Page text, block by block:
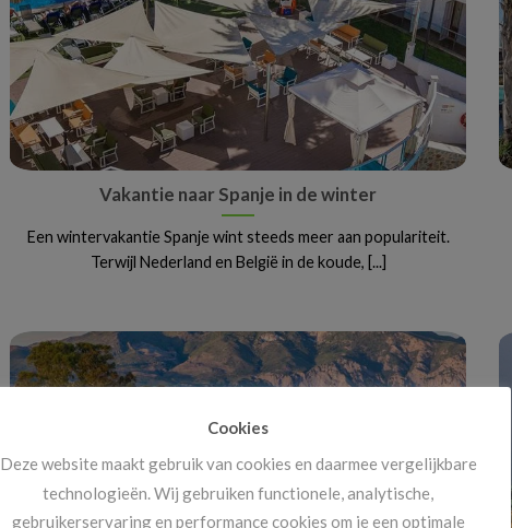
Vakantie naar Spanje in de winter
Een wintervakantie Spanje wint steeds meer aan populariteit.
Terwijl Nederland en België in de koude, [...]
Cookies
Deze website maakt gebruik van cookies en daarmee vergelijkbare
technologieën. Wij gebruiken functionele, analytische,
gebruikerservaring en performance cookies om je een optimale